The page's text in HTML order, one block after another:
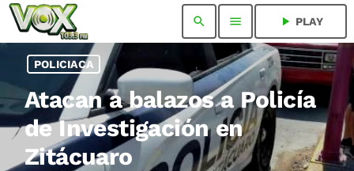
search menu play_arrow PLAY
POLICIACA
Atacan a balazos a Policía
de Investigación en
Zitácuaro